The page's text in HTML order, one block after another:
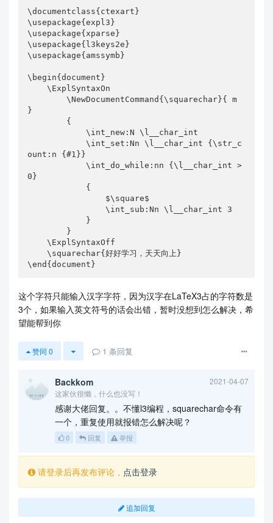
\documentclass{ctexart}
\usepackage{expl3}
\usepackage{xparse}
\usepackage{l3keys2e}
\usepackage{amssymb}
\begin{document}
    \ExplSyntaxOn
        \NewDocumentCommand{\squarechar}{ m
}
            \int_new:N \l__char_int
            \int_set:Nn \l__char_int {\str_c
ount:n {#1}}
            \int_do_while:nn {\l__char_int >
0}
                \int_sub:Nn \l__char_int 3
    \ExplSyntaxOff
    \squarechar{好好学习，天天向上}
\end{document}
这个字符只能输入汉字字符，因为汉字在LaTeX3占的字符数是
3个，如果输入英文符号的话会出错，暂时没想到怎么解决，希
望能帮到你
赞同 0 1 条回复
Backkom
2021-04-07
这家伙很懒，什么也没写！
感谢大佬回复。。不懂l3编程，squarechar命令有
一个，重复使用就报错怎么解决呢？
0 回复 举报
请登录后再发布评论， 点击登录
追加回复